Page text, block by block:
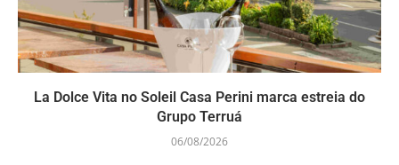
La Dolce Vita no Soleil Casa Perini marca estreia do
Grupo Terruá
06/08/2026